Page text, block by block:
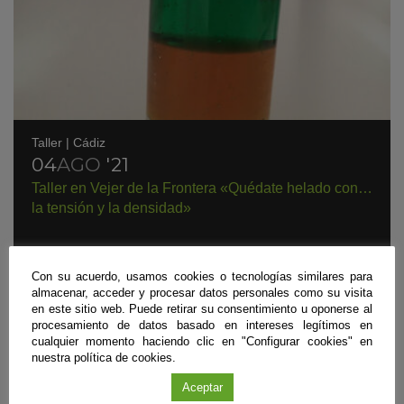
Taller | Cádiz
04AGO '21
Taller en Vejer de la Frontera «Quédate helado con…
la tensión y la densidad»
#CienciaDirecta
TU FUENTE DE NOTICIAS SOBRE CIENCIA
ANDALUZA
MÁS INFORMACIÓN
Con su acuerdo, usamos cookies o tecnologías similares para
almacenar, acceder y procesar datos personales como su visita
en este sitio web. Puede retirar su consentimiento u oponerse al
procesamiento de datos basado en intereses legítimos en
cualquier momento haciendo clic en "Configurar cookies" en
nuestra política de cookies.
Aceptar